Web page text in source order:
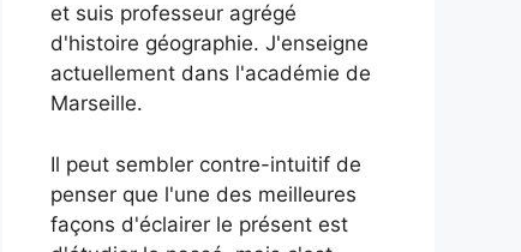
et suis professeur agrégé
d'histoire géographie. J'enseigne
actuellement dans l'académie de
Marseille.
Il peut sembler contre-intuitif de
penser que l'une des meilleures
façons d'éclairer le présent est